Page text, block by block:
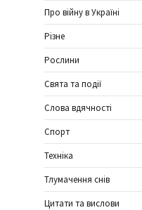
Про війну в Україні
Різне
Рослини
Свята та події
Слова вдячності
Спорт
Техніка
Тлумачення снів
Цитати та вислови